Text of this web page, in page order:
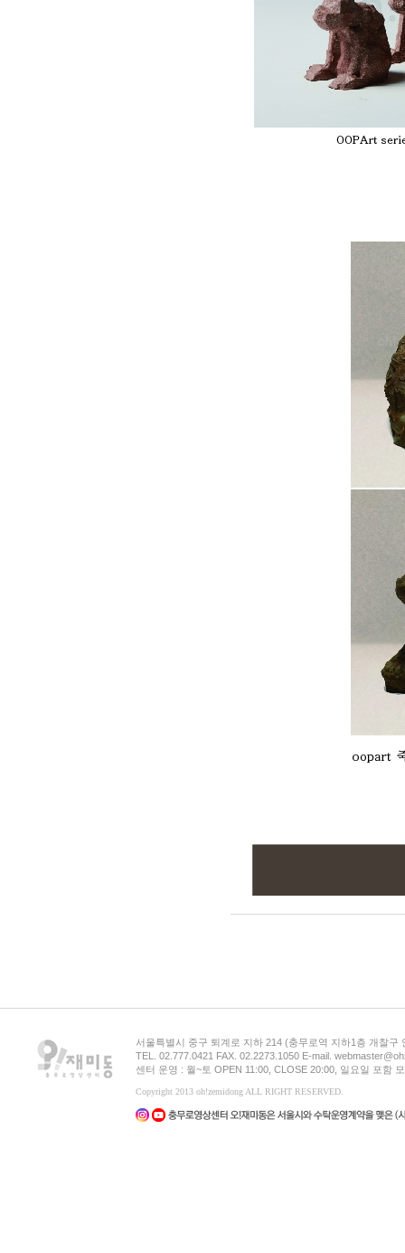
서울특별시 중구 퇴계로 지하 214 (충무로역 지하1층 개찰구
TEL. 02.777.0421 FAX. 02.2273.1050 E-mail.
센터 운영 : 월~토 OPEN 11:00, CLOSE 20:00, 일요일 포함
Copyright 2013 oh!zemidong ALL RIGHT RESERVED.